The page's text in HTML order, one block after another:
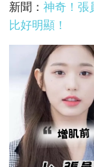
新聞： 神奇！張
比好明顯！